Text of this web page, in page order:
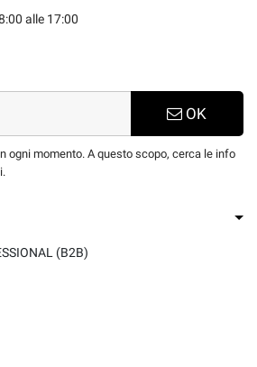
alle 17:00
OK
ogni momento. A questo scopo, cerca le info
(B2B)